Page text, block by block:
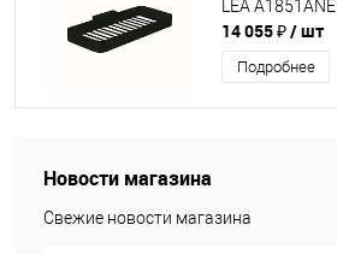
LEA A1851ANE
14 055 ₽/ шт
Подробнее
Новости магазина
Свежие новости магазина